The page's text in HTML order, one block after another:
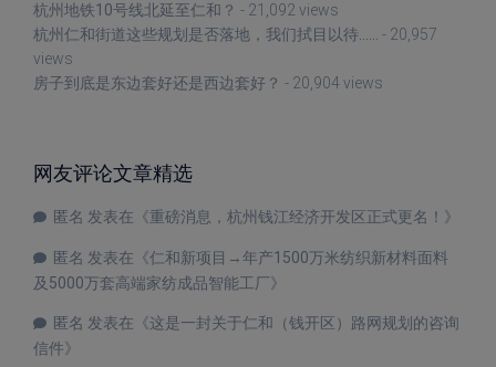
杭州地铁10号线北延至仁和？ - 21,092 views
杭州仁和街道这些规划是否落地，我们拭目以待…… - 20,957
views
房子到底是东边套好还是西边套好？ - 20,904 views
网友评论文章精选
匿名 发表在《重磅消息，杭州钱江经济开发区正式更名！ 》
匿名 发表在《仁和新项目→年产1500万米纺织新材料面料
及5000万套高端家纺成品智能工厂》
匿名 发表在《这是一封关于仁和（钱开区）路网规划的咨询
信件》